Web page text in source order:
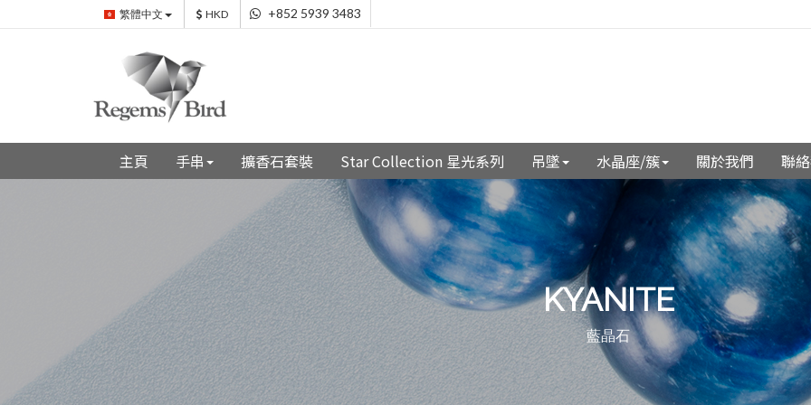
繁體中文 HKD +852 5939 3483
主頁 手串 擴香石套裝 Star Collection 星光系列 吊墜 水晶座/簇 關於我們 聯
KYANITE
藍晶石